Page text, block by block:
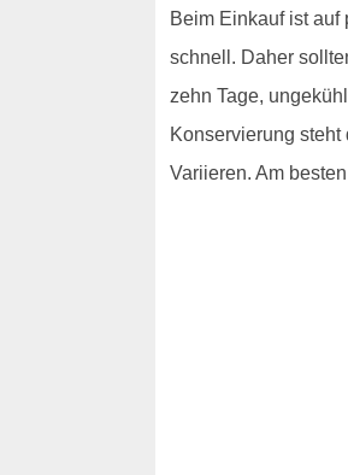
Beim Einkauf ist
schnell. Daher
zehn Tage,
Konservierung
Variieren. Am